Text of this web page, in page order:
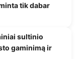
tik dabar
sultinio
gaminimą ir